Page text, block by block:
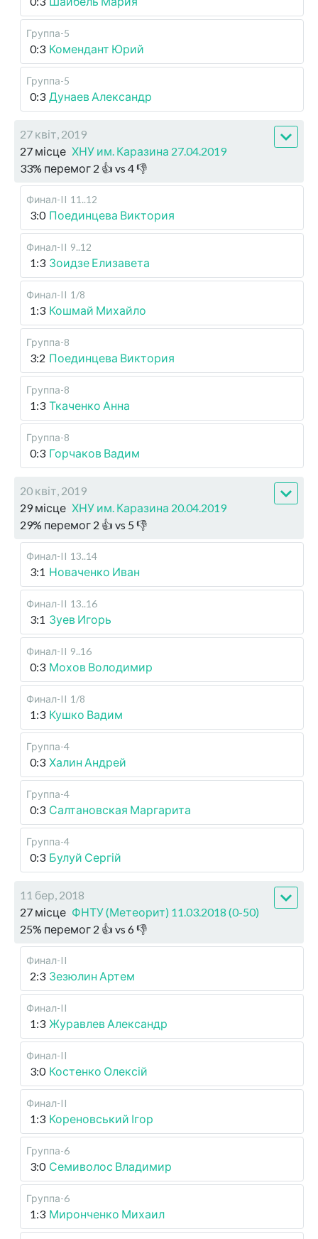
Группа-5
0:3 Комендант Юрий
Группа-5
0:3 Дунаев Александр
27 квіт, 2019
27 місце ХНУ им. Каразина 27.04.2019
33% перемог 2 👍 vs 4👎
Финал-II 11..12
3:0 Поединцева Виктория
Финал-II 9..12
1:3 Зоидзе Елизавета
Финал-II 1/8
1:3 Кошмай Михайло
Группа-8
3:2 Поединцева Виктория
Группа-8
1:3 Ткаченко Анна
Группа-8
0:3 Горчаков Вадим
20 квіт, 2019
29 місце ХНУ им. Каразина 20.04.2019
29% перемог 2 👍 vs 5 👎
Финал-II 13..14
3:1 Новаченко Иван
Финал-II 13..16
3:1 Зуев Игорь
Финал-II 9..16
0:3 Мохов Володимир
Финал-II 1/8
1:3 Кушко Вадим
Группа-4
0:3 Халин Андрей
Группа-4
0:3 Салтановская Маргарита
Группа-4
0:3 Булуй Сергій
11 бер, 2018
27 місце ФНТУ (Метеорит) 11.03.2018 (0-50)
25% перемог 2 👍 vs 6👎
Финал-II
2:3 Зезюлин Артем
Финал-II
1:3 Журавлев Александр
Финал-II
3:0 Костенко Олексій
Финал-II
1:3 Кореновський Ігор
Группа-6
3:0 Семиволос Владимир
Группа-6
1:3 Миронченко Михаил